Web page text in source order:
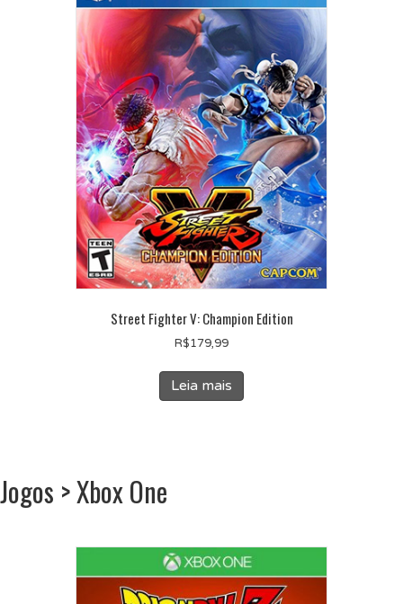
Street Fighter V: Champion Edition
R$179,99
Leia mais
Jogos > Xbox One